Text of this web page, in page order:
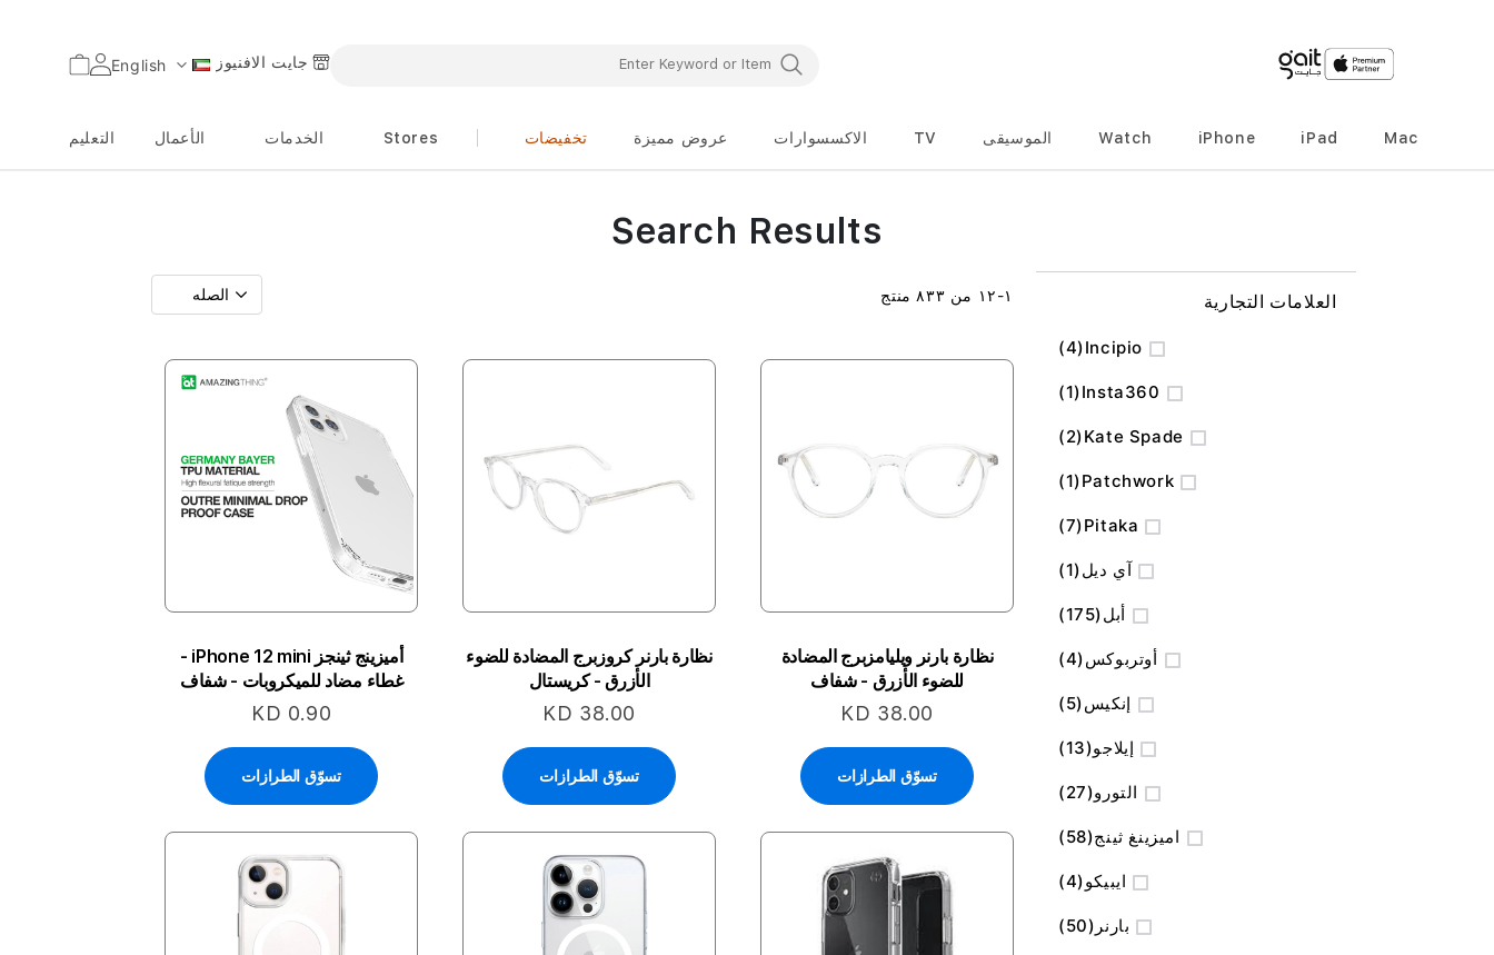
اللغة English جايت الافنيوز السلة
Mac
iPad
iPhone
Watch الموسيقى TV الاكسسوارات عروض مميزة تخفيضات Stores الخدمات الأعمال التعليم
١-١٢ من ٨٣٣ منتج
نظارة بارنر ويليامزبرج المضادة
للضوء الأزرق - شفاف
KD 38.00
تسوّق الطرازات
نظارة بارنر كروزبرج المضادة للضوء
الأزرق - كريستال
KD 38.00
تسوّق الطرازات
أميزينج ثينجز iPhone 12 mini -
غطاء مضاد للميكروبات - شفاف
KD 0.90
تسوّق الطرازات
Search Results
العلامات التجارية
Incipio
4
المنتج
Insta360
1
منتج
Kate Spade
2
المنتج
Patchwork
1
منتج
Pitaka
7
المنتج
آي ديل 1
منتج
أبل 175
المنتج
أوتربوكس 4
المنتج
إنكيس 5
المنتج
إيلاجو 13
المنتج
التورو 27
المنتج
اميزينغ ثينج 58
المنتج
ايبيكو 4
المنتج
بارنر 50
المنتج